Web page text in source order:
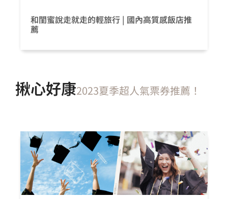
和閨蜜說走就走的輕旅行 | 國內高質感飯店推
薦
揪心好康2023夏季超人氣票券推薦！